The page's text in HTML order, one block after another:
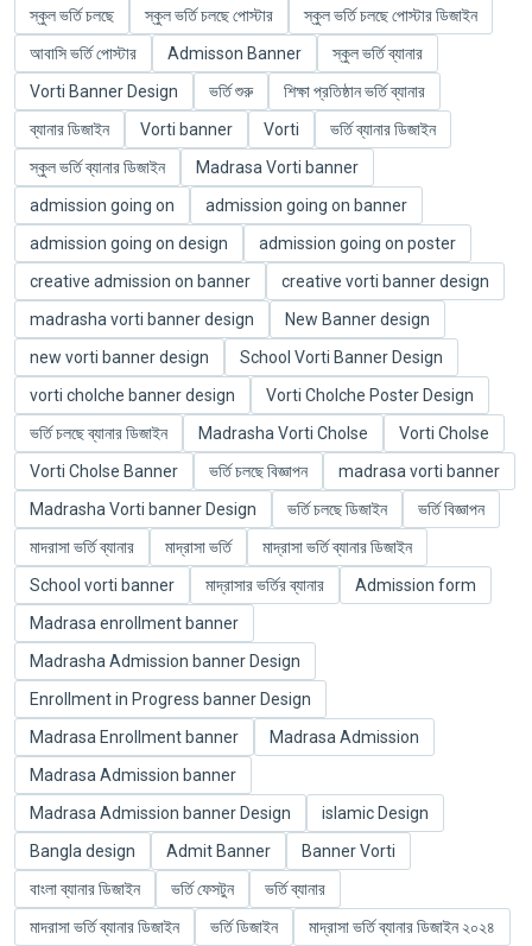
স্কুল ভর্তি চলছে
স্কুল ভর্তি চলছে পোস্টার
স্কুল ভর্তি চলছে পোস্টার ডিজাইন
আবাসি ভর্তি পোস্টার
Admisson Banner
স্কুল ভর্তি ব্যানার
Vorti Banner Design
ভর্তি শুরু
শিক্ষা প্রতিষ্ঠান ভর্তি ব্যানার
ব্যানার ডিজাইন
Vorti banner Vorti
ভর্তি ব্যানার ডিজাইন
স্কুল ভর্তি ব্যানার ডিজাইন
Madrasa Vorti banner
admission going on
admission going on banner
admission going on design
admission going on poster
creative admission on banner
creative vorti banner design
madrasha vorti banner design
New Banner design
new vorti banner design
School Vorti Banner Design
vorti cholche banner design
Vorti Cholche Poster Design
ভর্তি চলছে ব্যানার ডিজাইন
Madrasha Vorti Cholse
Vorti Cholse
Vorti Cholse Banner
ভর্তি চলছে বিজ্ঞাপন
madrasa vorti banner
Madrasha Vorti banner Design
ভর্তি চলছে ডিজাইন
ভর্তি বিজ্ঞাপন
মাদরাসা ভর্তি ব্যানার
মাদ্রাসা ভর্তি
মাদ্রাসা ভর্তি ব্যানার ডিজাইন
School vorti banner
মাদ্রাসার ভর্তির ব্যানার
Admission form
Madrasa enrollment banner
Madrasha Admission banner Design
Enrollment in Progress banner Design
Madrasa Enrollment banner
Madrasa Admission
Madrasa Admission banner
Madrasa Admission banner Design
islamic Design
Bangla design
Admit Banner
Banner Vorti
বাংলা ব্যানার ডিজাইন
ভর্তি ফেসটুন
ভর্তি ব্যানার
মাদরাসা ভর্তি ব্যানার ডিজাইন
ভর্তি ডিজাইন মাদ্রাসা ভর্তি ব্যানার ডিজাইন ২০২৪